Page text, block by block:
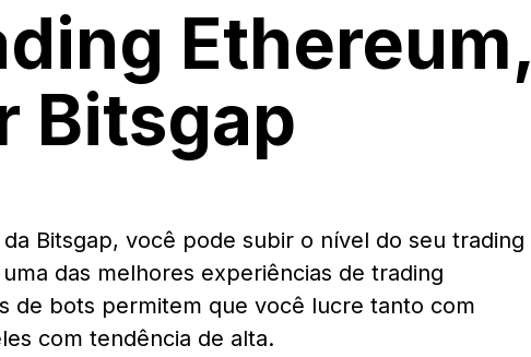
Ethereum,
Bitsgap
Bitsgap, você pode subir o nível do seu trading
das melhores experiências de trading
de bots permitem que você lucre tanto com
com tendência de alta.